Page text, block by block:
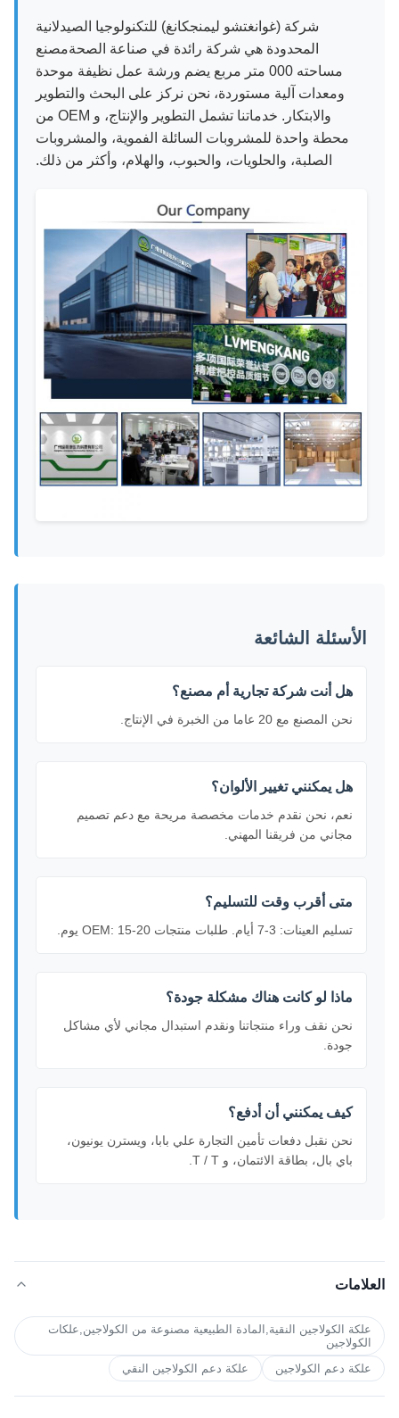
شركة (غوانغتشو ليمنجكانغ) للتكنولوجيا الصيدلانية
المحدودة هي شركة رائدة في صناعة الصحةمصنع
مساحته 000 متر مربع يضم ورشة عمل نظيفة موحدة
ومعدات آلية مستوردة، نحن نركز على البحث والتطوير
والابتكار. خدماتنا تشمل التطوير والإنتاج، و OEM من
محطة واحدة للمشروبات السائلة الفموية، والمشروبات
الصلبة، والحلويات، والحبوب، والهلام، وأكثر من ذلك.
الأسئلة الشائعة
هل أنت شركة تجارية أم مصنع؟
نحن المصنع مع 20 عاما من الخبرة في الإنتاج.
هل يمكنني تغيير الألوان؟
نعم، نحن نقدم خدمات مخصصة مريحة مع دعم تصميم
مجاني من فريقنا المهني.
متى أقرب وقت للتسليم؟
تسليم العينات: 3-7 أيام. طلبات منتجات OEM: 15-20 يوم.
ماذا لو كانت هناك مشكلة جودة؟
نحن نقف وراء منتجاتنا ونقدم استبدال مجاني لأي مشاكل
جودة.
كيف يمكنني أن أدفع؟
نحن نقبل دفعات تأمين التجارة علي بابا، ويسترن يونيون،
باي بال، بطاقة الائتمان، و T / T.
العلامات
علكة الكولاجين النقية,المادة الطبيعية مصنوعة من الكولاجين,علكات
الكولاجين
علكة دعم الكولاجين
علكة دعم الكولاجين النقي